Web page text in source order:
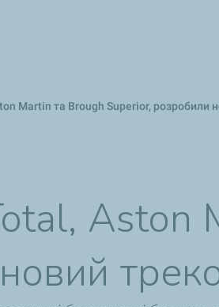
Martin та Brough Superior, розробили
Aston